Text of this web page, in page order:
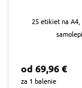
25 etikiet na
od 69,96 €
za 1 balenie